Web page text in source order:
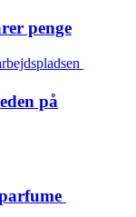
penge
på